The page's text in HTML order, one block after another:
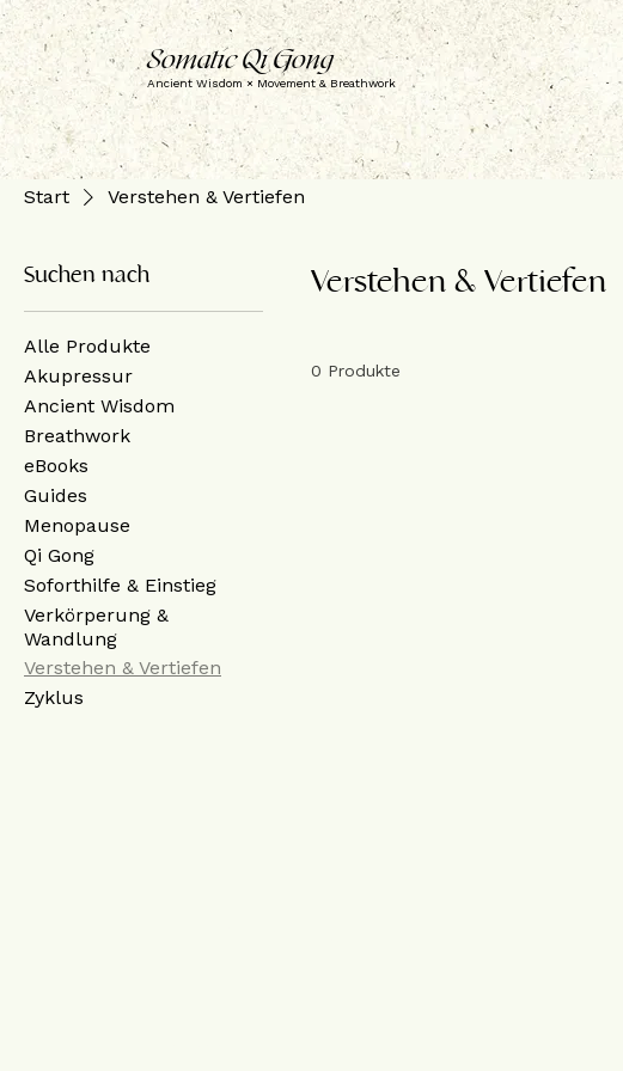
Somatic Qi Gong
Ancient Wisdom × Movement & Breathwork
Start Verstehen & Vertiefen
Suchen nach
Alle Produkte
Akupressur
Ancient Wisdom
Breathwork
eBooks
Guides
Menopause
Qi Gong
Soforthilfe & Einstieg
Verkörperung &
Wandlung
Verstehen & Vertiefen
Zyklus
Verstehen & Vertiefen
0 Produkte